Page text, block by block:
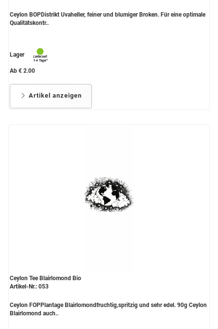
Ceylon BOPDistrikt Uvaheller, feiner und blumiger Broken. Für eine optimale
Qualitätskontr..
Lager
Ab € 2.00
Artikel anzeigen
Ceylon Tee Blairlomond Bio
Artikel-Nr.: 053
Ceylon FOPPlantage Blairlomondfruchtig,spritzig und sehr edel. 90g Ceylon
Blairlomond auch..